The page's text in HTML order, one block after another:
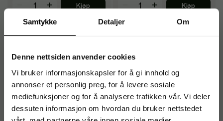
Samtykke Detaljer Om
Denne nettsiden anvender cookies
Vi bruker informasjonskapsler for å gi innhold og
annonser et personlig preg, for å levere sosiale
mediefunksjoner og for å analysere trafikken vår. Vi deler
dessuten informasjon om hvordan du bruker nettstedet
Kjøp Kjøp